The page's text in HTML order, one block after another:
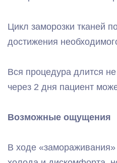
Цикл заморозки тканей
достижения
Вся процедура длится
через 2 дня пациент
Возможные ощущения
В ходе